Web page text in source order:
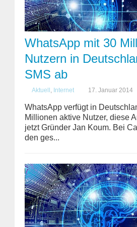
WhatsApp mit 30
Nutzern in
SMS ab
Aktuell , Internet 17. Januar 2014
WhatsApp verfügt in
Millionen aktive Nutzer, diese
jetzt Gründer Jan Koum. Bei
den ges...